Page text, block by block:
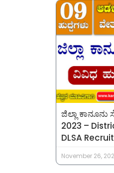
ಜಿಲ್ಲಾ ಕಾನೂನು
2023 –
DLSA
November 26,